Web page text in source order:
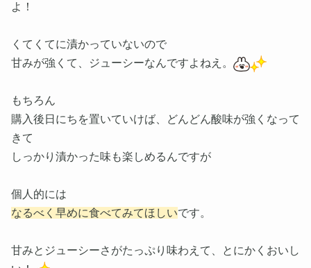
よ！
くてくてに漬かっていないので
甘みが強くて、ジューシーなんですよねえ。
もちろん
購入後日にちを置いていけば、どんどん酸味が強くなって
きて
しっかり漬かった味も楽しめるんですが
個人的には
なるべく早めに食べてみてほしいです。
甘みとジューシーさがたっぷり味わえて、とにかくおいし